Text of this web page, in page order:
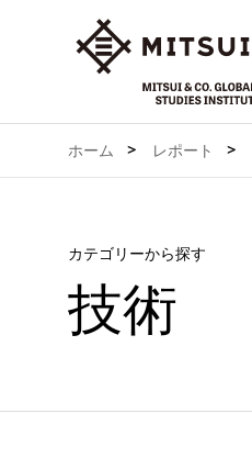
ホーム レポート
カテゴリーから探す
技術